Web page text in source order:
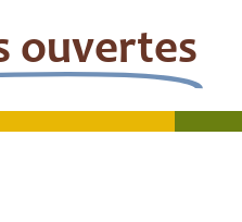
ouvertes